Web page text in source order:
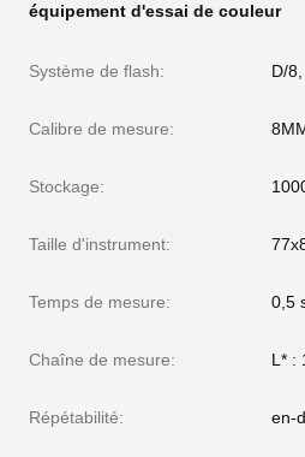
équipement d'essai de couleur
Système de flash: D/
Calibre de mesure:
Stockage:
Taille d'instrument:
Temps de mesure: 0,5
Chaîne de mesure: L* :
Répétabilité: en-